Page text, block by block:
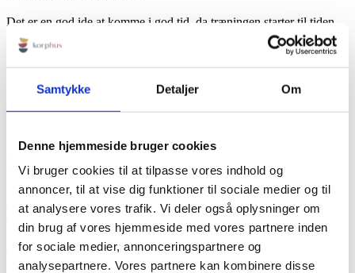
Samtykke Detaljer Om
Denne hjemmeside bruger cookies
Vi bruger cookies til at tilpasse vores indhold og
annoncer, til at vise dig funktioner til sociale medier og til
at analysere vores trafik. Vi deler også oplysninger om
din brug af vores hjemmeside med vores partnere inden
for sociale medier, annonceringspartnere og
analysepartnere. Vores partnere kan kombinere disse
Det er en god ide at komme i god tid, da træningen starter til tiden.
Det er også en god ide at være iført tøj, der giver frihed til
Ingen forplejning inkluderet, dog er der adgang til gratis vand, kaffe
Rødbyvej 6b
4930 Maribo
Tlf: +45 23115758
Mail: info@korphus.dk
CVR 35376933
@2026 korphus